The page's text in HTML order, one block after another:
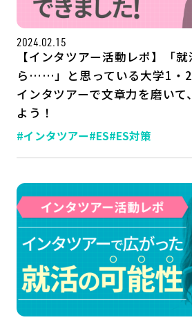
2024.02.15
【インタツアー活動レポ】「
ら……」と思っている大学1・2
インタツアーで文章力を磨いて
よう！
#インタツアー#ES#ES対策